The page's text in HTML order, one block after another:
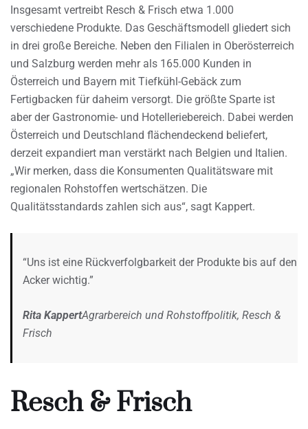
Insgesamt vertreibt Resch & Frisch etwa 1.000
verschiedene Produkte. Das Geschäftsmodell gliedert sich
in drei große Bereiche. Neben den Filialen in Oberösterreich
und Salzburg werden mehr als 165.000 Kunden in
Österreich und Bayern mit Tiefkühl-Gebäck zum
Fertigbacken für daheim versorgt. Die größte Sparte ist
aber der Gastronomie- und Hotelleriebereich. Dabei werden
Österreich und Deutschland flächendeckend beliefert,
derzeit expandiert man verstärkt nach Belgien und Italien.
„Wir merken, dass die Konsumenten Qualitätsware mit
regionalen Rohstoffen wertschätzen. Die
Qualitätsstandards zahlen sich aus“, sagt Kappert.
“Uns ist eine Rückverfolgbarkeit der Produkte bis auf den
Acker wichtig.”
Rita KappertAgrarbereich und Rohstoffpolitik, Resch &
Frisch
Resch & Frisch